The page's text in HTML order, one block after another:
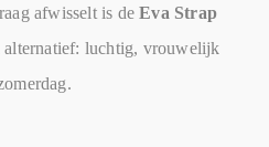
afwisselt is deEva Strap
alternatief: luchtig, vrouwelijk